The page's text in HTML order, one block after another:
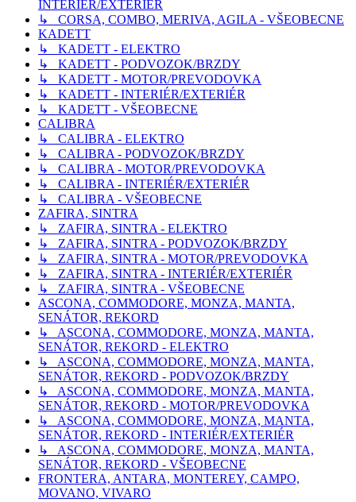
INTERIÉR/EXTERIÉR
↳ CORSA, COMBO, MERIVA, AGILA - VŠEOBECNE
KADETT
↳ KADETT - ELEKTRO
↳ KADETT - PODVOZOK/BRZDY
↳ KADETT - MOTOR/PREVODOVKA
↳ KADETT - INTERIÉR/EXTERIÉR
↳ KADETT - VŠEOBECNE
CALIBRA
↳ CALIBRA - ELEKTRO
↳ CALIBRA - PODVOZOK/BRZDY
↳ CALIBRA - MOTOR/PREVODOVKA
↳ CALIBRA - INTERIÉR/EXTERIÉR
↳ CALIBRA - VŠEOBECNE
ZAFIRA, SINTRA
↳ ZAFIRA, SINTRA - ELEKTRO
↳ ZAFIRA, SINTRA - PODVOZOK/BRZDY
↳ ZAFIRA, SINTRA - MOTOR/PREVODOVKA
↳ ZAFIRA, SINTRA - INTERIÉR/EXTERIÉR
↳ ZAFIRA, SINTRA - VŠEOBECNE
ASCONA, COMMODORE, MONZA, MANTA,
SENÁTOR, REKORD
↳ ASCONA, COMMODORE, MONZA, MANTA,
SENÁTOR, REKORD - ELEKTRO
↳ ASCONA, COMMODORE, MONZA, MANTA,
SENÁTOR, REKORD - PODVOZOK/BRZDY
↳ ASCONA, COMMODORE, MONZA, MANTA,
SENÁTOR, REKORD - MOTOR/PREVODOVKA
↳ ASCONA, COMMODORE, MONZA, MANTA,
SENÁTOR, REKORD - INTERIÉR/EXTERIÉR
↳ ASCONA, COMMODORE, MONZA, MANTA,
SENÁTOR, REKORD - VŠEOBECNE
FRONTERA, ANTARA, MONTEREY, CAMPO,
MOVANO, VIVARO